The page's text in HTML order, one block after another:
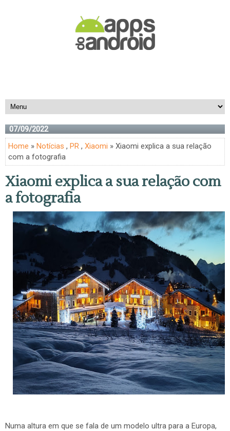
07/09/2022
Home » Notícias , PR , Xiaomi » Xiaomi explica a sua relação
com a fotografia
Xiaomi explica a sua relação com
a fotografia
Numa altura em que se fala de um modelo ultra para a Europa,